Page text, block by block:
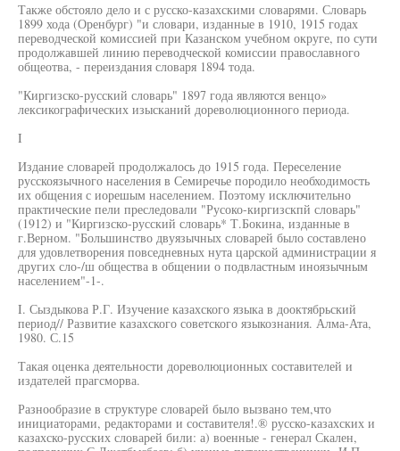
Также обстояло дело и с русско-казахскими словарями. Словарь
1899 хода (Оренбург) "и словари, изданные в 1910, 1915 годах
переводческой комиссией при Казанском учебном округе, по сути
продолжавшей линию переводческой комиссии православного
общеотва, - переиздания словаря 1894 тода.
"Киргизско-русский словарь" 1897 года являются венцо»
лексикографических изысканий дореволюционного периода.
I
Издание словарей продолжалось до 1915 года. Переселение
русскоязычного населения в Семиречье породило необходимость
их общения с иорешым населением. Поэтому исключительно
практические пели преследовали "Русоко-киргизскпй словарь"
(1912) и "Киргизско-русский словарь* Т.Бокина, изданные в
г.Верном. "Большинство двуязычных словарей было составлено
для удовлетворения повседневных нута царской администрации я
других сло-/ш общества в общении о подвластным иноязычным
населением"-1-.
I. Сыздыкова Р.Г. Изучение казахского языка в дооктябрьский
период// Развитие казахского советского языкознания. Алма-Ата,
1980. С.15
Такая оценка деятельности дореволюционных составителей и
издателей прагсморва.
Разнообразие в структуре словарей было вызвано тем,что
инициаторами, редакторами и составителя!.® русско-казахских и
казахско-русских словарей били: а) военные - генерал Скален,